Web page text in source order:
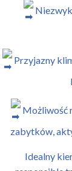
Przyjazny
Możliwość
zabytków,
Idealny